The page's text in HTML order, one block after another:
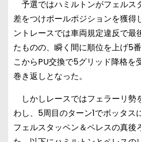
予選ではハミルトンがフェルス
差をつけポールポジションを獲得
ントレースでは車両規定違反で最
たものの、瞬く間に順位を上げ5
こからPU交換で5グリッド降格を
巻き返しとなった。
しかしレースではフェラーリ勢
わし、5周目のターン1でボッタス
フェルスタッペン＆ペレスの真後